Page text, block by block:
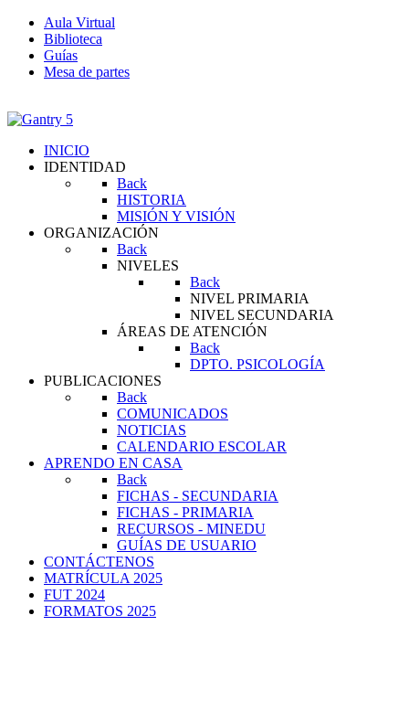
Aula Virtual
Biblioteca
Guías
Mesa de partes
INICIO
IDENTIDAD
Back
HISTORIA
MISIÓN Y VISIÓN
ORGANIZACIÓN
Back
NIVELES
Back
NIVEL PRIMARIA
NIVEL SECUNDARIA
ÁREAS DE ATENCIÓN
Back
DPTO. PSICOLOGÍA
PUBLICACIONES
Back
COMUNICADOS
NOTICIAS
CALENDARIO ESCOLAR
APRENDO EN CASA
Back
FICHAS - SECUNDARIA
FICHAS - PRIMARIA
RECURSOS - MINEDU
GUÍAS DE USUARIO
CONTÁCTENOS
MATRÍCULA 2025
FUT 2024
FORMATOS 2025